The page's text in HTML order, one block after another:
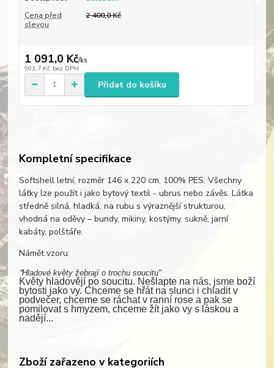
Cena před
slevou
2 400,0 Kč
1 091,0 Kč/ks
901,7 Kč bez DPH
Přidat do košíku
Kompletní specifikace
Softshell letní, rozměr 146 x 220 cm, 100% PES. Všechny
látky lze použít i jako bytový textil - ubrus nebo závěs. Látka
středně silná, hladká, na rubu s výraznější strukturou,
vhodná na oděvy – bundy, mikiny, kostýmy, sukně, jarní
kabáty, polštáře.
Námět vzoru:
"Hladové květy žebrají o trochu soucitu"
Květy hladovějí po soucitu. Nešlapte na nás, jsme boží
bytosti jako vy. Chceme se hřát na slunci i chladit v
podvečer, chceme se ráchat v ranní rose a pak se
pomilovat s hmyzem, chceme žít jako vy s láskou a
nadějí...
Zboží zařazeno v kategoriích